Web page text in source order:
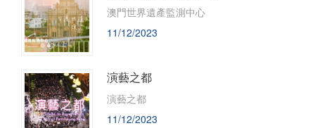
澳門世界遺產監測中心
11/12/2023
演藝之都
演藝之都
11/12/2023